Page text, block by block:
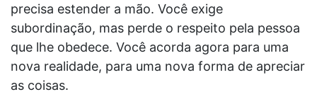
precisa estender a mão. Você exige
subordinação, mas perde o respeito pela pessoa
que lhe obedece. Você acorda agora para uma
nova realidade, para uma nova forma de apreciar
as coisas.